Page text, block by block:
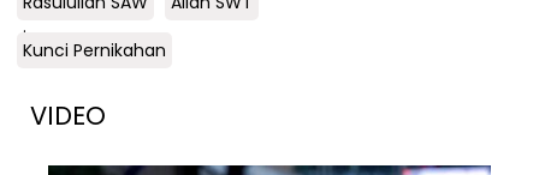
.
Kunci Pernikahan
VIDEO